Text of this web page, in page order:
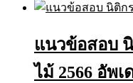
แนวข้อสอบ
ไม้ 2566 อัพ